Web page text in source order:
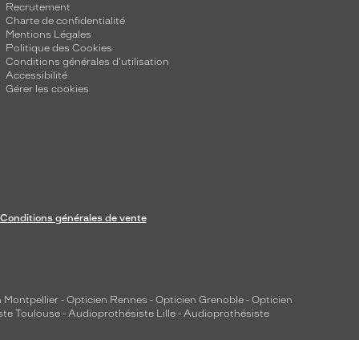
Recrutement
Charte de confidentialité
Mentions Légales
Politique des Cookies
Conditions générales d'utilisation
Accessibilité
Gérer les cookies
Conditions générales de vente
Montpellier - Opticien Rennes - Opticien Grenoble - Opticien
Toulouse - Audioprothésiste Lille - Audioprothésiste